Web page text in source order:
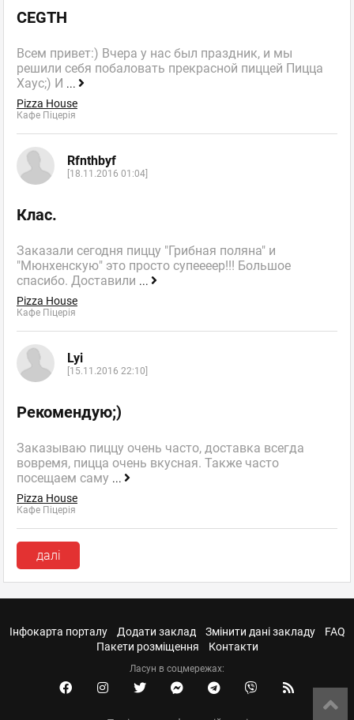
CEGTH
Всем привет:) Вчера у нас был праздник, и мы
решили себя побаловать прекрасной пиццей Пицца
Хаус;) И ...
Pizza House
Кафе Піцерія
Rfnthbyf
[18.11.2016 01:04]
Клас.
Заказали сегодня пиццу "Грибная поляна" и
"Мюнхенскую" это просто супеееер!!! Большое
спасибо. Доставили ...
Pizza House
Кафе Піцерія
Lyi
[15.11.2016 22:10]
Рекомендую;)
Заказываю пиццу очень часто, доставка всегда
вовремя, пицца очень вкусная. Также часто
посещаем саму ...
Pizza House
Кафе Піцерія
далі
Інфокарта порталу Додати заклад Змінити дані закладу
FAQ
Пакети розміщення
Контакти
Ласун в соцмережах: